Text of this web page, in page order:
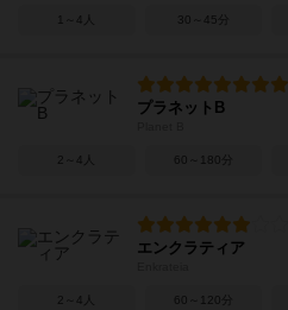
1～4人 30～45分
プラネットB
2～4人 60～180分
エンクラティア
2～4人 60～120分